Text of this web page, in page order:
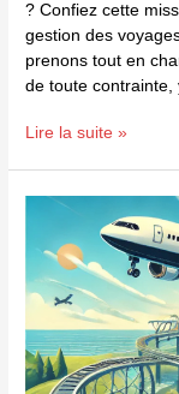
? Confiez cette
gestion des
prenons tout en
de toute
Lire la suite »